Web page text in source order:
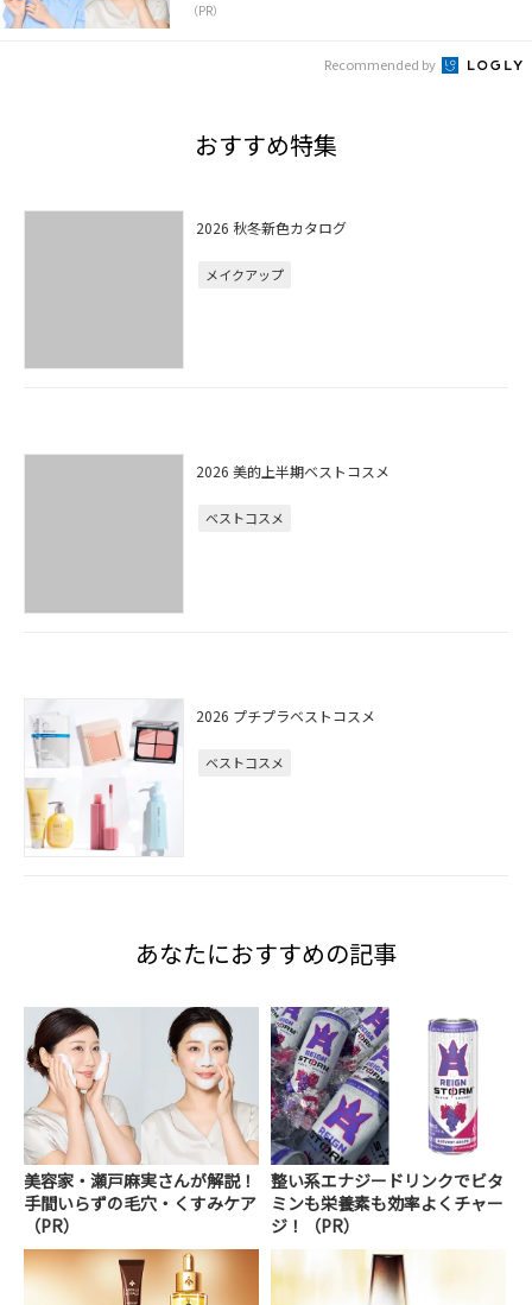
（PR）
Recommended by
おすすめ特集
2026 秋冬新色カタログ
メイクアップ
2026 美的上半期ベストコスメ
ベストコスメ
2026 プチプラベストコスメ
ベストコスメ
あなたにおすすめの記事
美容家・瀬戸麻実さんが解説！
手間いらずの毛穴・くすみケア
（PR）
整い系エナジードリンクでビタ
ミンも栄養素も効率よくチャー
ジ！（PR）